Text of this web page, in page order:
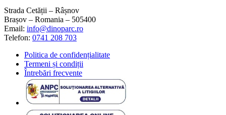
Strada Cetății – Râșnov
Brașov – Romania – 505400
Email: info@dinoparc.ro
Telefon: 0741 208 703
Politica de confidențialitate
Termeni și condiții
Întrebări frecvente